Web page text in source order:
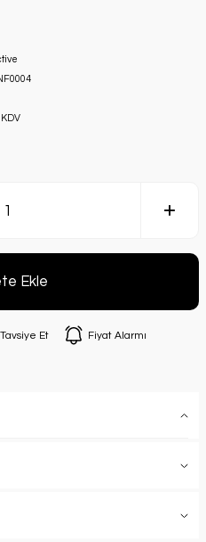
KDV
Ekle
Tavsiye Et Fiyat Alarmı